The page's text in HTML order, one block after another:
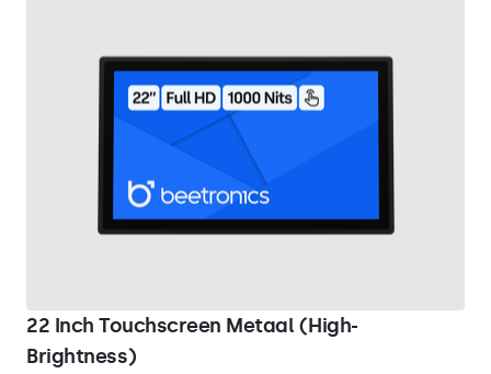
22 Inch Touchscreen Metaal (High-
Brightness)